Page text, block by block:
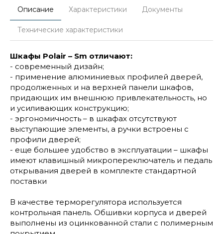
Описание Характеристики Документы
Технические характеристики
Шкафы Polair – Sm отличают:
- современный дизайн;
- применение алюминиевых профилей дверей,
продолженных и на верхней панели шкафов,
придающих им внешнюю привлекательность, но
и усиливающих конструкцию;
- эргономичность – в шкафах отсутствуют
выступающие элементы, а ручки встроены с
профили дверей;
- еще большее удобство в эксплуатации – шкафы
имеют клавишный микропереключатель и педаль
открывания дверей в комплекте стандартной
поставки
В качестве терморегулятора используется
контрольная панель. Обшивки корпуса и дверей
выполнены из оцинкованной стали с полимерным